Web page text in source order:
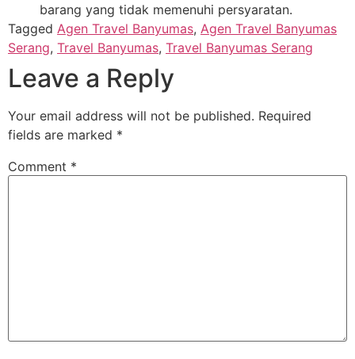
barang yang tidak memenuhi persyaratan.
Tagged Agen Travel Banyumas, Agen Travel Banyumas
Serang, Travel Banyumas, Travel Banyumas Serang
Leave a Reply
Your email address will not be published. Required
fields are marked *
Comment *